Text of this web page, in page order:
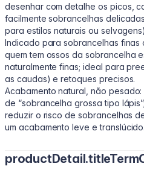
desenhar com detalhe os picos,
facilmente sobrancelhas
para estilos naturais ou
Indicado para sobrancelhas finas
quem tem ossos da sobrancelha
naturalmente finas; ideal para
as caudas) e retoques precisos.
Acabamento natural, não
de “sobrancelha grossa tipo
reduzir o risco de sobrancelhas
um acabamento leve e translúcido.